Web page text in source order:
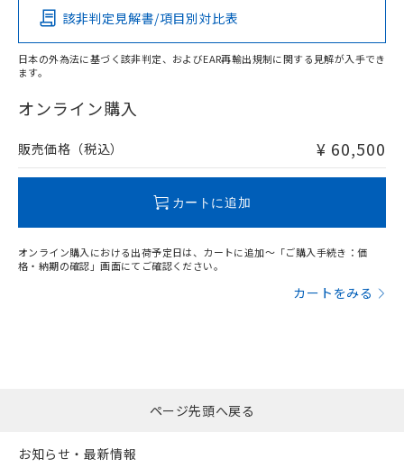
O
在庫等で未対応品が混在する可能性があります。
問い合わせください。
該非判定見解書/項目別対比表
日本の外為法に基づく該非判定、およびEAR再輸出規制に関する見解が入手でき
ます。
オンライン購入
販売価格（税込） ¥ 60,500
カートに追加
オンライン購入における出荷予定日は、カートに追加～「ご購入手続き：価
格・納期の確認」画面にてご確認ください。
カートをみる
ページ先頭へ戻る
お知らせ・最新情報